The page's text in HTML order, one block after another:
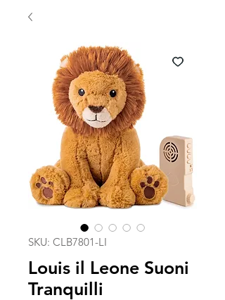
SKU: CLB7801-LI
Louis il Leone Suoni
Tranquilli